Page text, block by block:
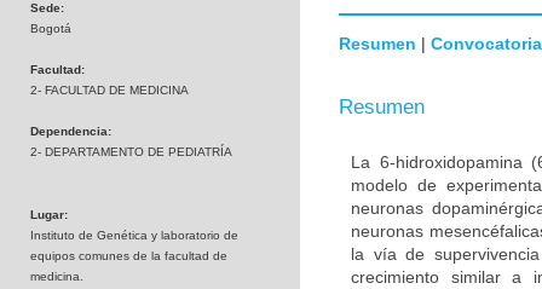
Sede:
Bogotá
Facultad:
2- FACULTAD DE MEDICINA
Dependencia:
2- DEPARTAMENTO DE PEDIATRÍA
Lugar:
Instituto de Genética y laboratorio de
equipos comunes de la facultad de
medicina.
Resumen | Convocatoria
Resumen
La 6-hidroxidopamina
modelo de
neuronas
neuronas
la vía de
crecimiento similar a